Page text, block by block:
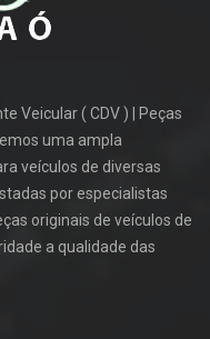
Veicular ( CDV ) | Peças
uma ampla
veículos de diversas
por especialistas
originais de veículos de
a qualidade das